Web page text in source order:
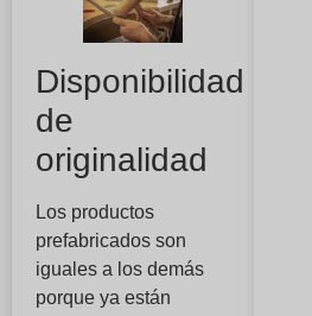
Disponibilidad
de
originalidad
Los productos
prefabricados son
iguales a los demás
porque ya están